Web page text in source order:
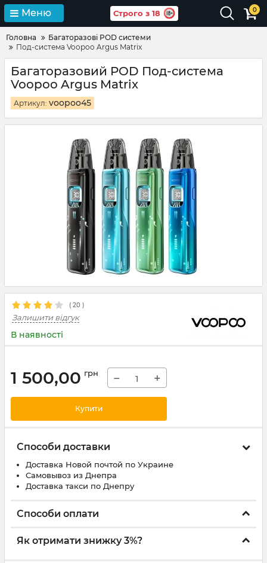
Меню Строго з 18 0
Головна
Багаторазові POD системи
Под-система Voopoo Argus Matrix
Багаторазовий POD Под-система
Voopoo Argus Matrix
Артикул: voopoo45
( 20 )
Залишити відгук
В наявності
1 500,00 грн − +
Купити
Способи доставки
Доставка Новой почтой по Украине
Самовывоз из Днепра
Доставка такси по Днепру
Способи оплати
Як отримати знижку 3%?